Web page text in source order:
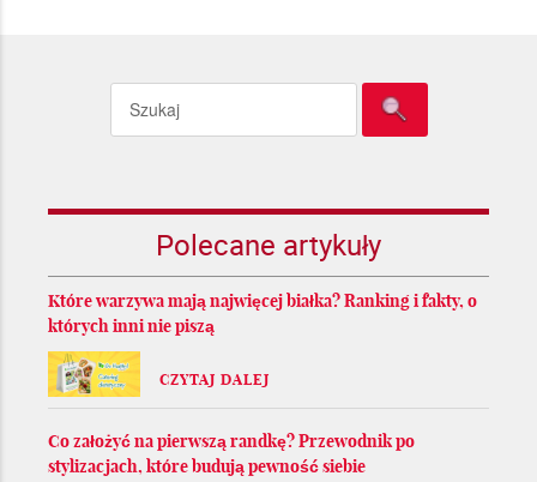
Polecane artykuły
Które warzywa mają najwięcej białka? Ranking i fakty, o
których inni nie piszą
CZYTAJ DALEJ
Co założyć na pierwszą randkę? Przewodnik po
stylizacjach, które budują pewność siebie